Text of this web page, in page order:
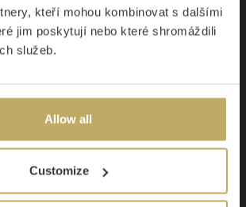
kteří mohou kombinovat s dalšími
jim poskytují nebo které shromáždili
služeb.
Allow all
Customize
a kontrolujeme každú časť, aby
zapadli. Vďaka tomu máte
za pár sekúnd, ľahko sa udržuje a